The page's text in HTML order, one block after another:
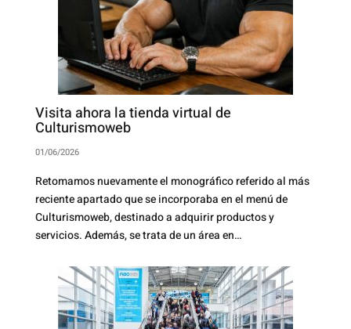
Visita ahora la tienda virtual de
Culturismoweb
01/06/2026
Retomamos nuevamente el monográfico referido al más
reciente apartado que se incorporaba en el menú de
Culturismoweb, destinado a adquirir productos y
servicios. Además, se trata de un área en…